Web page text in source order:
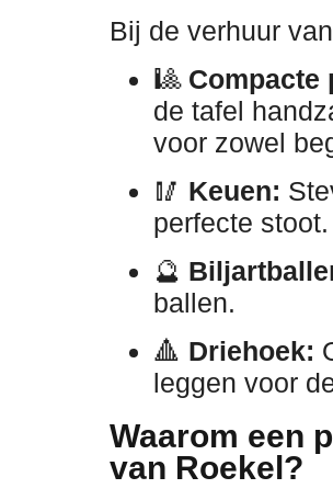
Bij de verhuur
🎱 Compacte
de tafel
voor zowel
🥢 Keuen:
perfecte stoot.
🔮
ballen.
🔺 Driehoek:
leggen voor
Waarom een
van Roekel?